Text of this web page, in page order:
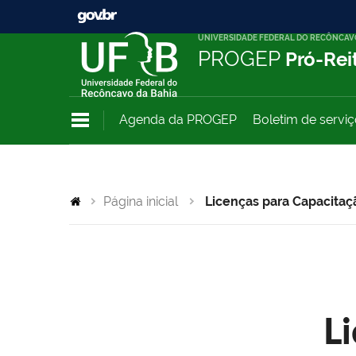
UNIVERSIDADE FEDERAL DO
PROGEP Pró-
Agenda da PROGEP Boletim de
Página inicial Licenças para